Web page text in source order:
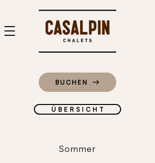
BUCHEN
Ü B E R S I C H T
Sommer